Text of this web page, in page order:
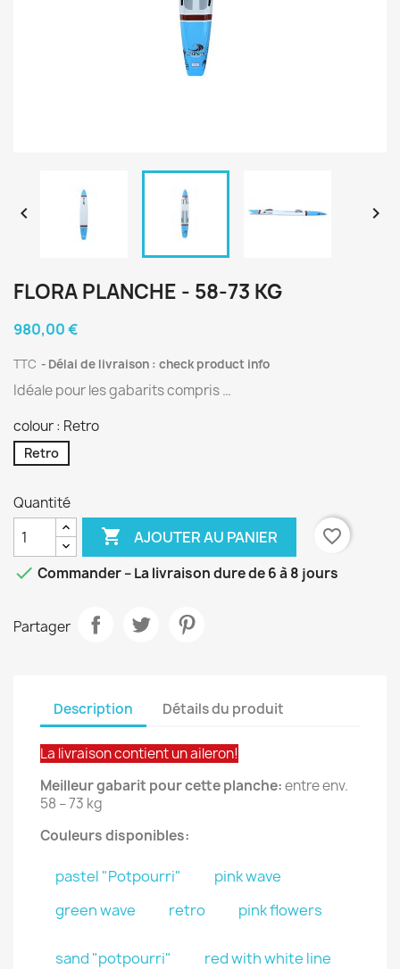
 
FLORA PLANCHE - 58-73 KG
980,00 €
TTC Délai de livraison : check product info
Idéale pour les gabarits compris …
colour : Retro
Retro
Quantité
 AJOUTER AU PANIER
favorite_border
 Commander – La livraison dure de 6 à 8 jours
Partager
Description Détails du produit
La livraison contient un aileron!
Meilleur gabarit pour cette planche:entre env.
58 – 73 kg
Couleurs disponibles:
pastel "Potpourri"
pink wave
green wave
retro pink flowers
sand "potpourri" red with white line